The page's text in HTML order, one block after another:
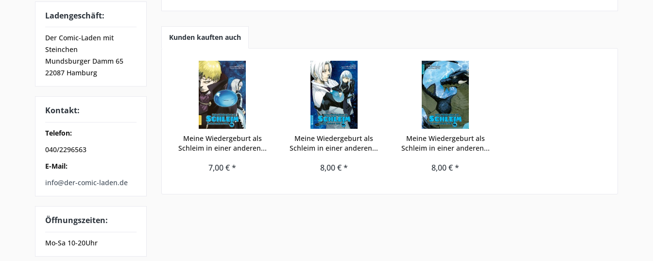
Ladengeschäft:
Der Comic-Laden mit
Steinchen
Mundsburger Damm 65
22087 Hamburg
Kontakt:
Telefon:
040/2296563
E-Mail:
info@der-comic-laden.de
Öffnungszeiten:
Mo-Sa 10-20Uhr
Kunden kauften auch
Meine Wiedergeburt als
Schleim in einer anderen...
7,00 € *
Meine Wiedergeburt als
Schleim in einer anderen...
8,00 € *
Meine Wiedergeburt als
Schleim in einer anderen...
8,00 € *